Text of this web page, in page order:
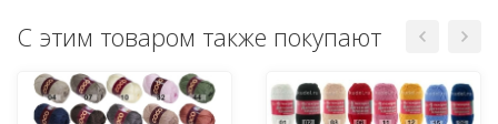
С этим товаром также покупают